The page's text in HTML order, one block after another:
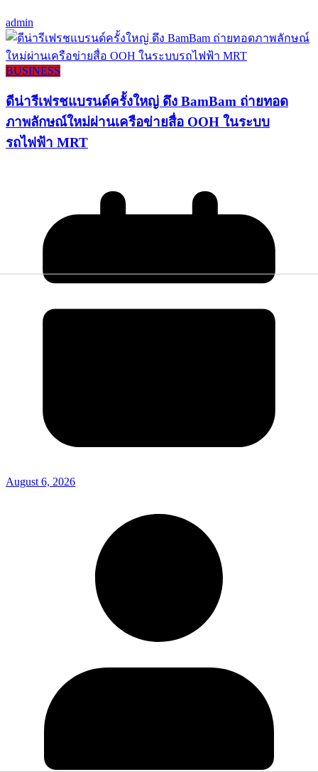
admin
BUSINESS
ดีน่ารีเฟรชแบรนด์ครั้งใหญ่ ดึง BamBam ถ่ายทอด
ภาพลักษณ์ใหม่ผ่านเครือข่ายสื่อ OOH ในระบบ
รถไฟฟ้า MRT
August 6, 2026